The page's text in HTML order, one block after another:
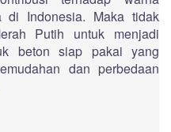
di Indonesia. Maka tidak
Putih untuk menjadi
beton siap pakai yang
dan perbedaan